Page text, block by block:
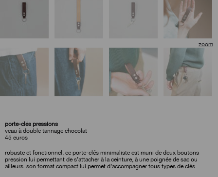
porte-clés pressions
veau à double tannage chocolat
45 euros
robuste et fonctionnel, ce porte-clés minimaliste est muni de deux boutons
pression lui permettant de s’attacher à la ceinture, à une poignée de sac ou
ailleurs. son format compact lui permet d’accompagner tous types de clés.